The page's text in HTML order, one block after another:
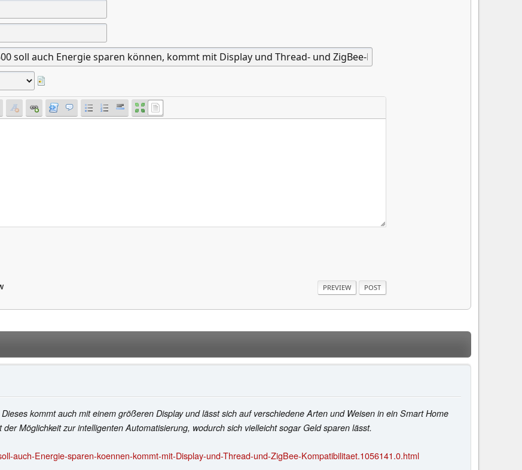
kommt auch mit einem größeren Display und lässt sich auf verschiedene Arten und Weisen in ein Smart Home
Möglichkeit zur intelligenten Automatisierung, wodurch sich vielleicht sogar Geld sparen lässt.
auch-Energie-sparen-koennen-kommt-mit-Display-und-Thread-und-ZigBee-Kompatibilitaet.1056141.0.html